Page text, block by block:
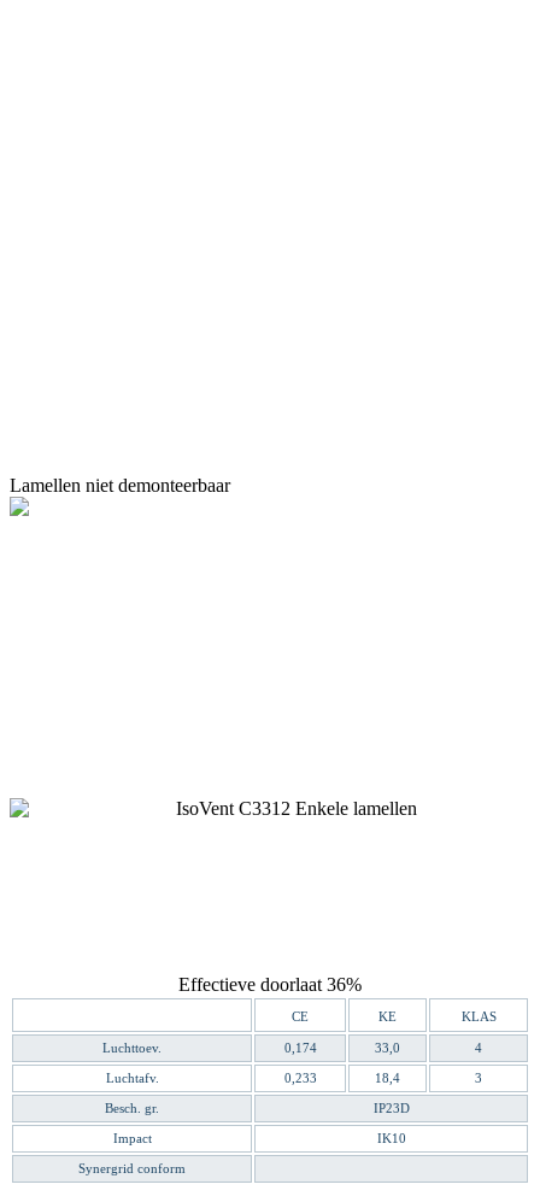
Lamellen niet demonteerbaar
Effectieve doorlaat 36%
CE KE KLAS
Luchttoev. 0,174 33,0 4
Luchtafv. 0,233 18,4 3
Besch. gr. IP23D
Impact IK10
Synergrid conform